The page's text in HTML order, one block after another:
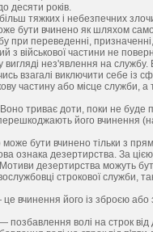
десяти років.
тяжких і небезпечних
бути вчинено як шляхом
при переведенні,
з військової частини не
вигляді нез'явлення на
взагалі виключити себе із
частину або місце служби,
триває доти, поки не буде
його вчинення
може бути вчинено тільки з
ознака дезертирства. За
дезертирства можуть
строкової служби,
це вчинення його із зброєю
волі на строк